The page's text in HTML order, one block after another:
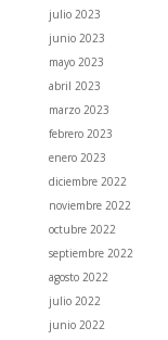
julio 2023
junio 2023
mayo 2023
abril 2023
marzo 2023
febrero 2023
enero 2023
diciembre 2022
noviembre 2022
octubre 2022
septiembre 2022
agosto 2022
julio 2022
junio 2022